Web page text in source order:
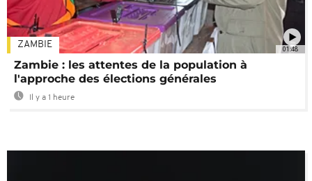
01:48
ZAMBIE
Zambie : les attentes de la population à
l'approche des élections générales
Il y a 1 heure